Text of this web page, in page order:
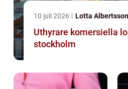
10 juli 2026 Lotta Albertsson
Uthyrare komersiella
stockholm